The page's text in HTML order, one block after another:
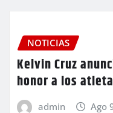
NOTICIAS
Kelvin Cruz
honor a los
admin Ago